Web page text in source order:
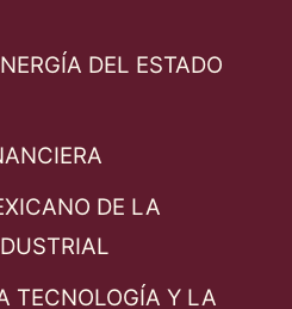
DEL ESTADO
DE LA
TECNOLOGÍA Y LA